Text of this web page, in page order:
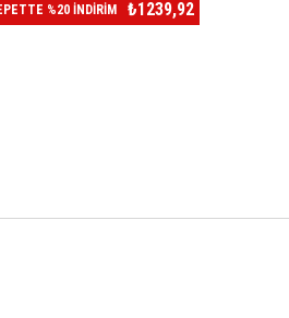
%20 İNDİRİM ₺1239,92